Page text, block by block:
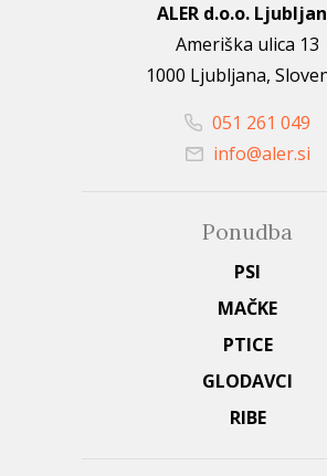
ALER d.o.o.
Ameriška ulica 13
1000 Ljubljana,
051 261 049
info@aler.si
Ponudba
PSI
MAČKE
PTICE
GLODAVCI
RIBE